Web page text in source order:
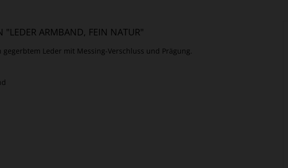
"LEDER ARMBAND, FEIN NATUR"
Leder mit Messing-Verschluss und Prägung.